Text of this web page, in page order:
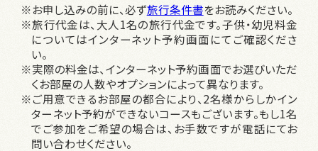
※お申し込みの前に、必ず旅行条件書をお読みください。
※旅行代金は、大人1名の旅行代金です。子供・幼児料金
についてはインターネット予約画面にてご確認くださ
い。
※実際の料金は、インターネット予約画面でお選びいただ
くお部屋の人数やオプションによって異なります。
※ご用意できるお部屋の都合により、2名様からしかイン
ターネット予約ができないコースもございます。もし1名
でご参加をご希望の場合は、お手数ですが電話にてお
問い合わせください。